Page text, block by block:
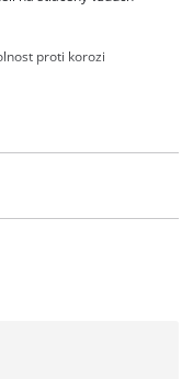
proti korozi